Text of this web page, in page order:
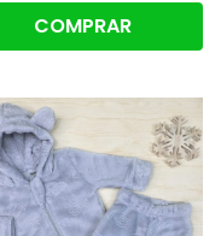
COMPRAR